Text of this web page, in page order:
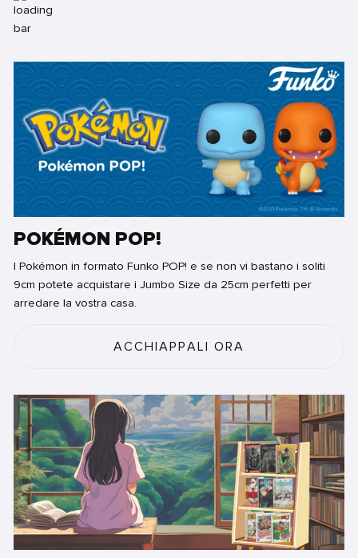
POKÉMON POP!
I Pokémon in formato Funko POP! e se non vi bastano i soliti
9cm potete acquistare i Jumbo Size da 25cm perfetti per
arredare la vostra casa.
ACCHIAPPALI ORA